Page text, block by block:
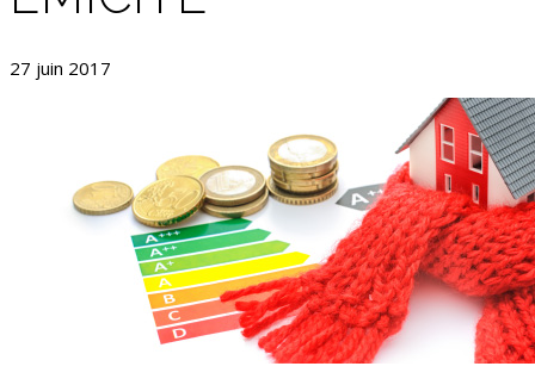
27 juin 2017